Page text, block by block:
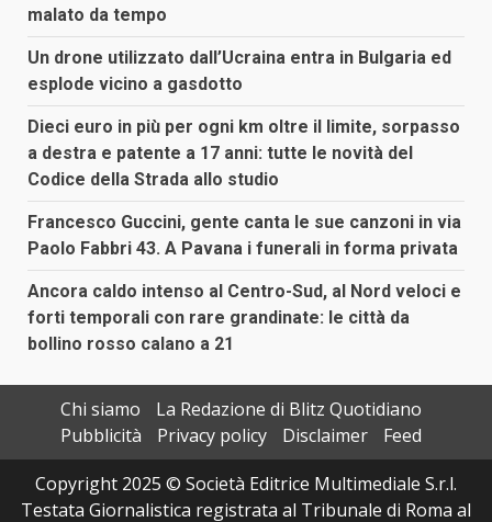
malato da tempo
Un drone utilizzato dall’Ucraina entra in Bulgaria ed
esplode vicino a gasdotto
Dieci euro in più per ogni km oltre il limite, sorpasso
a destra e patente a 17 anni: tutte le novità del
Codice della Strada allo studio
Francesco Guccini, gente canta le sue canzoni in via
Paolo Fabbri 43. A Pavana i funerali in forma privata
Ancora caldo intenso al Centro-Sud, al Nord veloci e
forti temporali con rare grandinate: le città da
bollino rosso calano a 21
Chi siamo
La Redazione di Blitz Quotidiano
Pubblicità
Privacy policy Disclaimer
Feed
Copyright 2025 © Società Editrice Multimediale S.r.l.
Testata Giornalistica registrata al Tribunale di Roma al